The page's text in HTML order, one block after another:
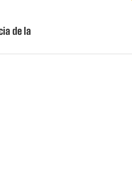
geolocation-header-icon-text
account
de la